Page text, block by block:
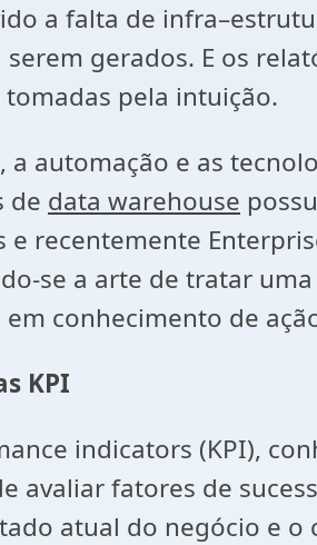
a falta de
serem gerados. E os
pela intuição.
a automação e as
de data warehouse
e recentemente
se a arte de tratar
conhecimento de
KPI
indicators (KPI),
avaliar fatores de
atual do negócio e o